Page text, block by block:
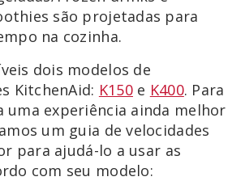
são projetadas para
na cozinha.
dois modelos de
KitchenAid: K150e K400. Para
uma experiência ainda melhor
um guia de velocidades
para ajudá-lo a usar as
com seu modelo: